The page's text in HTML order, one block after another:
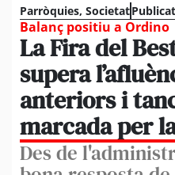
Parròquies, Societat
Balanç positiu a Ordino
La Fira del
supera
anteriors i
marcada per
Des de